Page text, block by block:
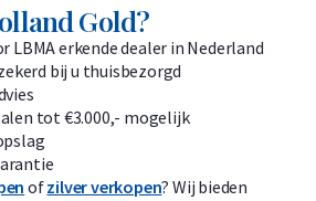
Gold?
LBMA erkende dealer in Nederland
bij u thuisbezorgd
tot €3.000,- mogelijk
ofzilver verkopen? Wij bieden